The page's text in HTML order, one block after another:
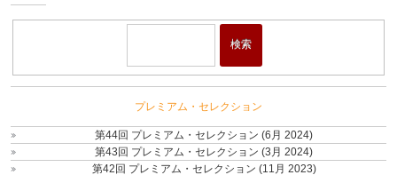
ワイ
ン・
検索
プレミアム・セレクション
第44回 プレミアム・セレクション (6月 2024)
第43回 プレミアム・セレクション (3月 2024)
第42回 プレミアム・セレクション (11月 2023)